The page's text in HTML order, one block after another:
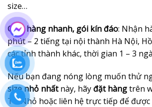
size…
Giao hàng nhanh, gói kín đáo: Nhận
phút – 2 tiếng tại nội thành Hà Nội,
các tỉnh thành khác, thời gian 1 – 3
Nếu bạn đang nóng lòng muốn thử
size nhỏ nhấtnày, hãyđặt hàngtrên
Tử Nhỏ hoặc liên hệ trực tiếp để